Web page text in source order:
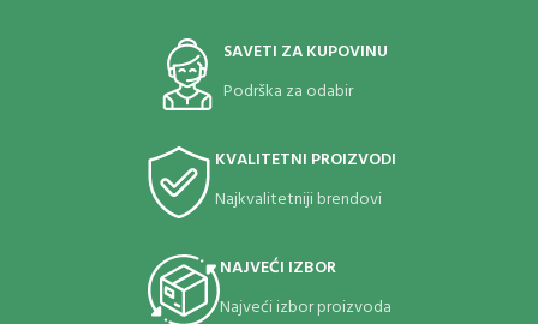
SAVETI ZA KUPOVINU
Podrška za odabir
KVALITETNI PROIZVODI
Najkvalitetniji brendovi
NAJVEĆI IZBOR
Najveći izbor proizvoda